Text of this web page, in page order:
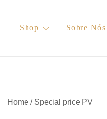
contentShop Sobre Nós
Home / Special price PV